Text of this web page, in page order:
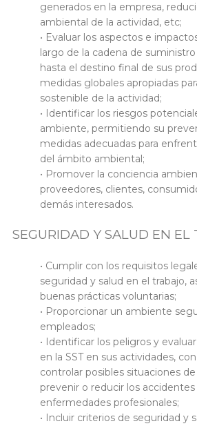
generados en la empresa,
ambiental de la actividad, etc;
• Evaluar los aspectos e
largo de la cadena de
hasta el destino final de sus
medidas globales apropiadas
sostenible de la actividad;
• Identificar los riesgos
ambiente, permitiendo su
medidas adecuadas para
del ámbito ambiental;
• Promover la conciencia
proveedores, clientes,
demás interesados.
SEGURIDAD Y SALUD EN EL
• Cumplir con los requisitos
seguridad y salud en el trabajo,
buenas prácticas voluntarias;
• Proporcionar un ambiente
empleados;
• Identificar los peligros y
en la SST en sus actividades,
controlar posibles situaciones
prevenir o reducir los
enfermedades profesionales;
• Incluir criterios de seguridad y